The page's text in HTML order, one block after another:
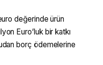
değerinde ürün
Euro’luk bir katkı
borç ödemelerine